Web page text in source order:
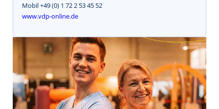
Mobil +49 (0) 1 72 2 53 45 52
www.vdp-online.de